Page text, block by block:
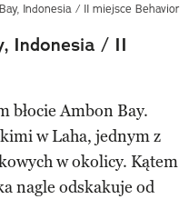
Indonesia / II miejsce Behavior
Indonesia / II
błocie Ambon Bay.
w Laha, jednym z
w okolicy. Kątem
nagle odskakuje od